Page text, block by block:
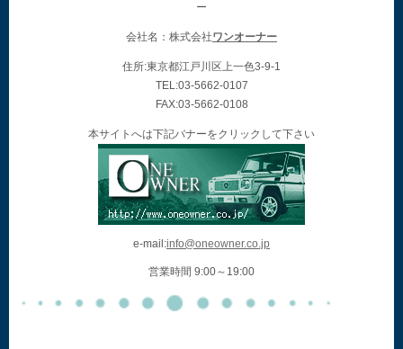
ー
会社名：株式会社ワンオーナー
住所:東京都江戸川区上一色3-9-1
TEL:03-5662-0107
FAX:03-5662-0108
本サイトへは下記バナーをクリックして下さい
e-mail:info@oneowner.co.jp
営業時間 9:00～19:00